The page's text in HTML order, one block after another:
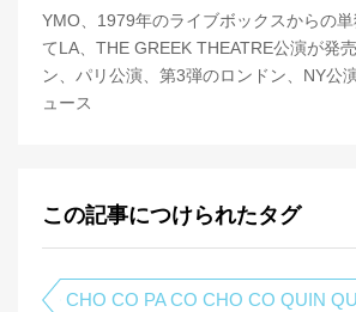
YMO、1979年のライブボックスからの
てLA、THE GREEK THEATRE公演が発
ン、パリ公演、第3弾のロンドン、NY公
ュース
この記事につけられたタグ
CHO CO PA CO CHO CO QUIN